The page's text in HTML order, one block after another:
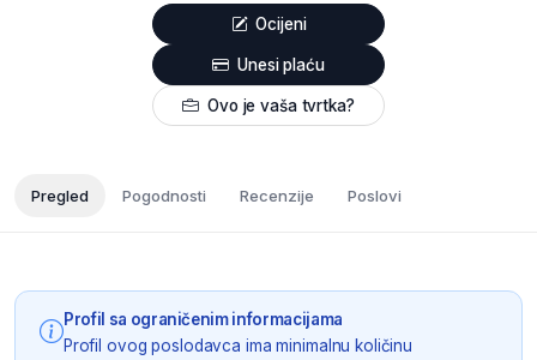
Ocijeni
Unesi plaću
Ovo je vaša tvrtka?
Pregled Pogodnosti Recenzije Poslovi
Profil sa ograničenim informacijama
Profil ovog poslodavca ima minimalnu količinu